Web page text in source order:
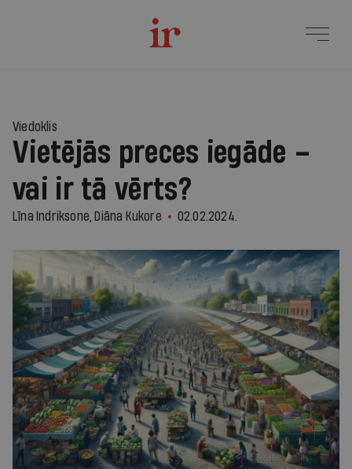
Viedoklis
Vietējās preces iegāde –
vai ir tā vērts?
Līna Indriksone, Diāna Kukore 02.02.2024.